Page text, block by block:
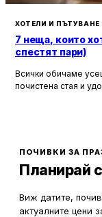
ХОТЕЛИ И ПЪТУВАНЕ
7 неща, които
спестят пари)
Всички обичаме
почистена стая и
ПОЧИВКИ ЗА
Планирай
Виж датите,
актуалните цени